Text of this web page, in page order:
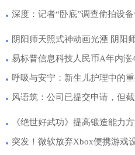
深度：记者“卧底”调查偷拍设
阴阳师天照式神动画光湮 阴阳
易标普信息科技人民币A年内涨
呼吸与安宁：新生儿护理中的
风语筑：公司已提交申请，但
《绝世好武功》提高锻造能力
突发！微软放弃Xbox便携游戏